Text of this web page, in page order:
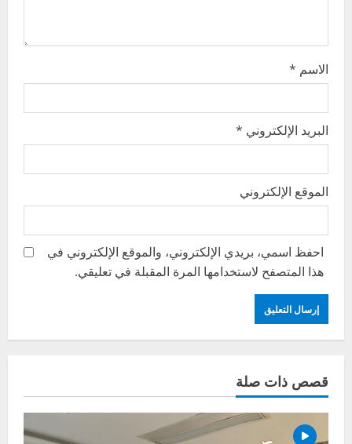
الاسم *
البريد الإلكتروني *
الموقع الإلكتروني
احفظ اسمي، بريدي الإلكتروني، والموقع الإلكتروني في
هذا المتصفح لاستخدامها المرة المقبلة في تعليقي.
قصص ذات صلة